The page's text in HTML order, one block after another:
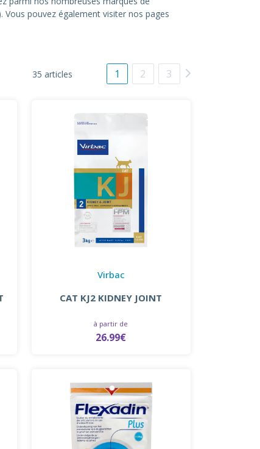
pouvez également visiter nos pages
35 articles 1 2 3
Virbac
CAT KJ2 KIDNEY JOINT
à partir de
26.99€